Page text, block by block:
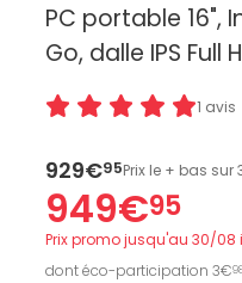
PC portable 16",
Go, dalle IPS Full
1 avis
929€95Prix le + bas sur
949€95
Prix promo jusqu'au 30/08
dont éco-participation 3€